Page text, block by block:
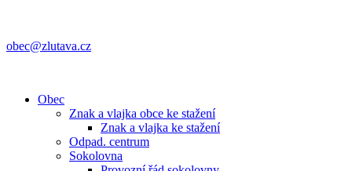
obec@zlutava.cz
Obec
Znak a vlajka obce ke stažení
Znak a vlajka ke stažení
Odpad. centrum
Sokolovna